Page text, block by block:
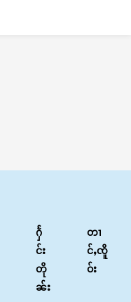
ႁႅ
င်း
တို
ၼ်း
တၢ
င်ႇၸိူ
ဝ်း